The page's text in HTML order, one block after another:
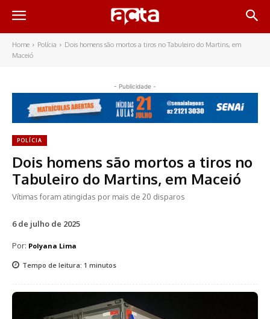
Home Polícia
Dois homens são mortos a tiros no Tabuleiro do Martins, em
Maceió
- Publicidade -
POLÍCIA
Dois homens são mortos a tiros no
Tabuleiro do Martins, em Maceió
Vítimas foram atingidas por mais de 20 disparos
6 de julho de 2025
Por: Polyana Lima
Tempo de leitura: 1 minutos